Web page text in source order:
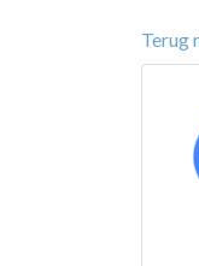
Terug